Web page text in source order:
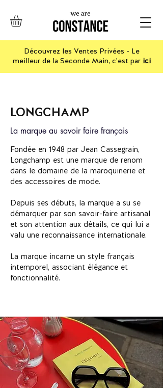
Découvrez les Ventes Privées - Le
meilleur de la Seconde Main, c'est par ici
LONGCHAMP
La marque au savoirfaire français
Fondée en 1948 par Jean Cassegrain,
Longchamp est une marque de renom
dans le domaine de la maroquinerie et
des accessoires de mode.
Depuis ses débuts, la marque a su se
démarquer par son savoir-faire artisanal
et son attention aux détails, ce qui lui a
valu une reconnaissance internationale.
La marque incarne un style français
intemporel, associant élégance et
fonctionnalité.